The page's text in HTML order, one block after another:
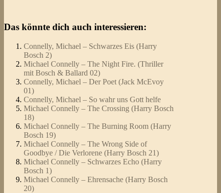
Das könnte dich auch interessieren:
Connelly, Michael – Schwarzes Eis (Harry
Bosch 2)
Michael Connelly – The Night Fire. (Thriller
mit Bosch & Ballard 02)
Connelly, Michael – Der Poet (Jack McEvoy
01)
Connelly, Michael – So wahr uns Gott helfe
Michael Connelly – The Crossing (Harry Bosch
18)
Michael Connelly – The Burning Room (Harry
Bosch 19)
Michael Connelly – The Wrong Side of
Goodbye / Die Verlorene (Harry Bosch 21)
Michael Connelly – Schwarzes Echo (Harry
Bosch 1)
Michael Connelly – Ehrensache (Harry Bosch
20)